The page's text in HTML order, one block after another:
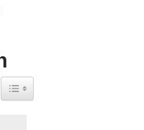
Toggle Table of Content